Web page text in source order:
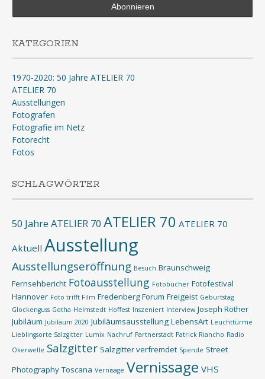
KATEGORIEN
1970-2020: 50 Jahre ATELIER 70
ATELIER 70
Ausstellungen
Fotografen
Fotografie im Netz
Fotorecht
Fotos
SCHLAGWÖRTER
50 Jahre ATELIER 70 ATELIER 70 ATELIER 70
Aktuell Ausstellung
Ausstellungseröffnung Besuch Braunschweig
Fernsehbericht Fotoausstellung Fotobücher Fotofestival
Hannover Foto trifft Film Fredenberg Forum Freigeist Geburtstag
Glockenguss Gotha Helmstedt Hoffest Inszeniert Interview Joseph Röther
Jubiläum Jubiläum 2020 Jubiläumsausstellung LebensArt Leuchttürme
Lieblingsorte Salzgitter Lumix Nachruf Partnerstadt Patrick Riancho Radio
Okerwelle Salzgitter Salzgitter verfremdet Spende Street
Photography Toscana Vernisage Vernissage VHS